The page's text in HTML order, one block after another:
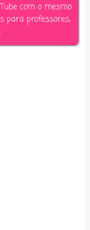
com o mesmo
para professores,